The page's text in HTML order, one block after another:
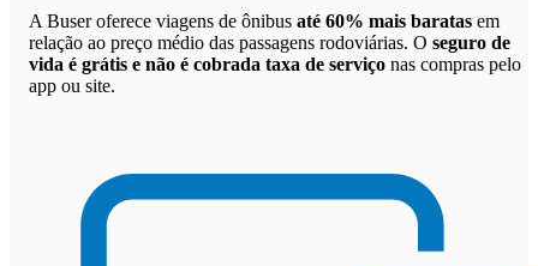
A Buser oferece viagens de ônibus até 60% mais baratas em
relação ao preço médio das passagens rodoviárias. O seguro de
vida é grátis e não é cobrada taxa de serviço nas compras pelo
app ou site.